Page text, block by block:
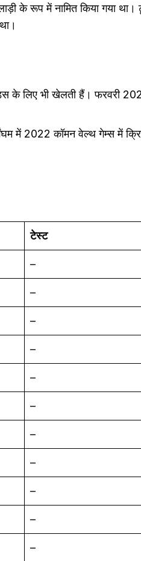
के रूप में नामित किया गया था।
के लिए भी खेलती हैं। फरवरी
में 2022 कॉमन वेल्थ गेम्स में
टेस्ट
–
–
–
–
–
–
–
–
–
–
–